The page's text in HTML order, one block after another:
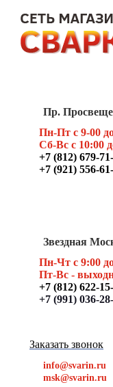
Пр.
Пн-Пт с 9-00
Сб-Вс с 10:00
+7 (812) 679-
+7 (921) 556-
Звездная
Пн-Чт с 9:00
Пт-Вс -
+7 (812) 622-
+7 (991) 036-
Заказать звонок
info@svarin.ru
msk@svarin.ru